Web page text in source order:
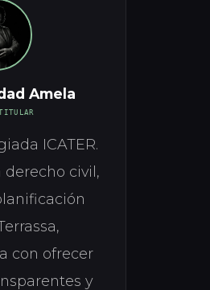
Amela
ICATER.
derecho civil,
con ofrecer
y